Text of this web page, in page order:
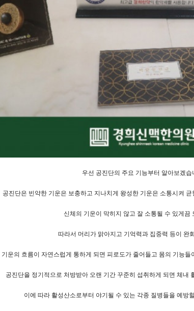
우선 공진단의 주요 기능부터 알아보겠습
공진단은 빈약한 기운은 보충하고 지나치게 왕성한 기운은 소통시켜 균
신체의 기운이 막히지 않고 잘 소통될 수 있게끔
따라서 머리가 맑아지고 기억력과 집중력 등이 완
기운의 흐름이 자연스럽게 통하게 되면 피로도가 줄어들고 몸의 기능들
공진단을 정기적으로 처방받아 오랜 기간 꾸준히 섭취하게 되면 체내
이에 따라 활성산소로부터 야기될 수 있는 각종 질병들을 예방